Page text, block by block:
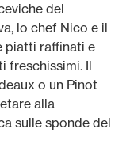
del
lo chef Nico e il
piatti raffinati e
freschissimi. Il
o un Pinot
alla
sulle sponde del